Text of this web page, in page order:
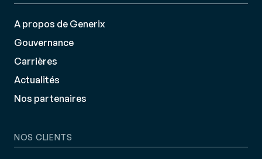
A propos de Generix
Gouvernance
Carrières
Actualités
Nos partenaires
NOS CLIENTS